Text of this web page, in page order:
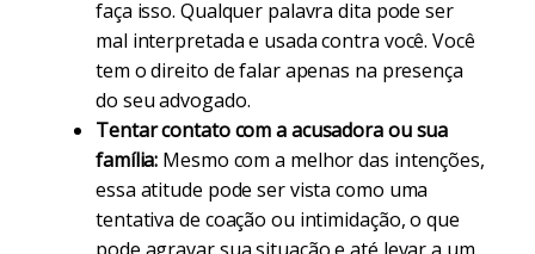
faça isso. Qualquer palavra dita pode ser
mal interpretada e usada contra você. Você
tem o direito de falar apenas na presença
do seu advogado.
Tentar contato com a acusadora ou sua
família: Mesmo com a melhor das intenções,
essa atitude pode ser vista como uma
tentativa de coação ou intimidação, o que